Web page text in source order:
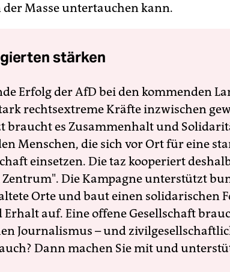
der Masse untertauchen kann.
stärken
Erfolg der AfD bei den kommenden
rechtsextreme Kräfte inzwischen
braucht es Zusammenhalt und
Menschen, die sich vor Ort für eine
einsetzen. Die taz kooperiert
Die Kampagne unterstützt
Orte und baut einen solidarischen
Erhalt auf. Eine offene Gesellschaft
Journalismus – und
Dann machen Sie mit und